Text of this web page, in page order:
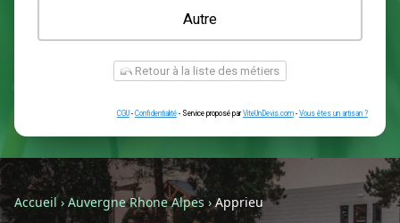
Une prise renforcée (type greenup)
Une simple prise
Je ne sais pas encore
Autre
Accueil› Auvergne Rhone Alpes›Apprieu